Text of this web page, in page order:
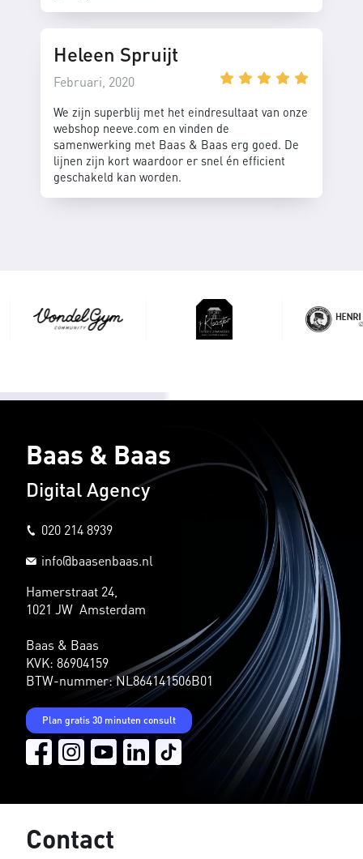
Heleen Spruijt
Februari, 2020
We zijn superblij met het eindresultaat van onze
webshop neeve.com en vinden de
samenwerking met Baas & Baas erg goed. De
lijnen zijn kort waardoor er snel én efficient
geschakeld kan worden.
Baas & Baas
Digital Agency
020 214 8939
info@baasenbaas.nl
Hamerstraat 24,
1021 JW Amsterdam
Baas & Baas
KVK: 86904159
BTW-nummer: NL864141506B01
Plan gratis 30 minuten consult
Contact